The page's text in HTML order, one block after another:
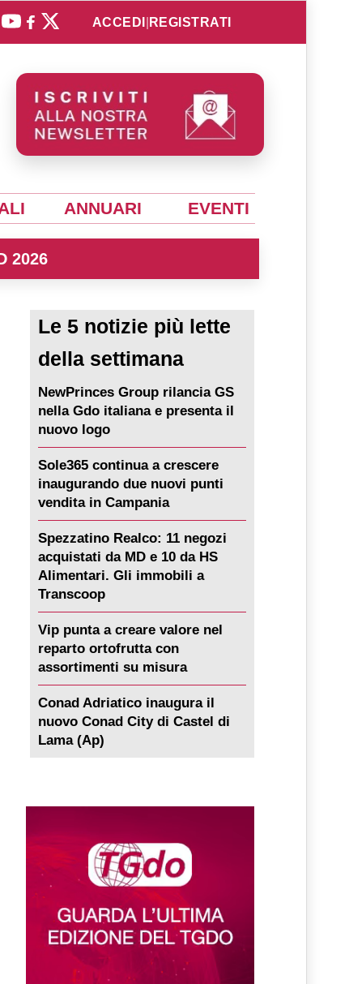
ACCEDI REGISTRATI
ANNUARI EVENTI
2026
Le 5 notizie più lette
della settimana
NewPrinces Group rilancia GS
nella Gdo italiana e presenta il
nuovo logo
Sole365 continua a crescere
inaugurando due nuovi punti
vendita in Campania
Spezzatino Realco: 11 negozi
acquistati da MD e 10 da HS
Alimentari. Gli immobili a
Transcoop
Vip punta a creare valore nel
reparto ortofrutta con
assortimenti su misura
Conad Adriatico inaugura il
nuovo Conad City di Castel di
Lama (Ap)